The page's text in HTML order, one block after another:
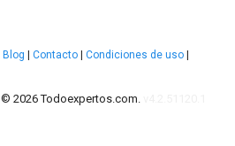
Blog Contacto Condiciones de uso
© 2026 Todoexpertos.com.